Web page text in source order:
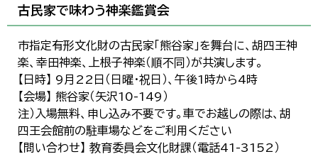
古民家で味わう神楽鑑賞会
市指定有形文化財の古民家「熊谷家」を舞台に、胡四王神
楽、幸田神楽、上根子神楽（順不同）が共演します。
【日時】 9月22日（日曜・祝日）、午後1時から4時
【会場】 熊谷家（矢沢10-149）
注）入場無料、申し込み不要です。車でお越しの際は、胡
四王会館前の駐車場などをご利用ください
【問い合わせ】 教育委員会文化財課（電話41-3152）